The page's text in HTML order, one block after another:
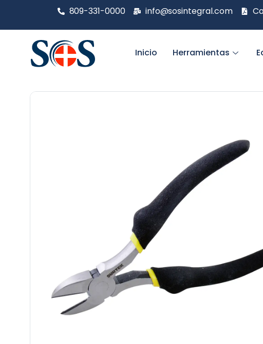
809-331-0000 info@sosintegral.com
Inicio Herramientas